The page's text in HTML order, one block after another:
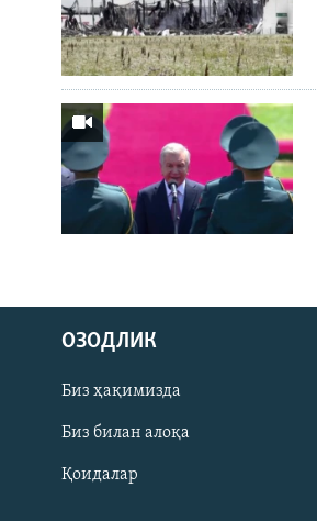
ОЗОДЛИК
Биз ҳақимизда
Биз билан алоқа
Қоидалар